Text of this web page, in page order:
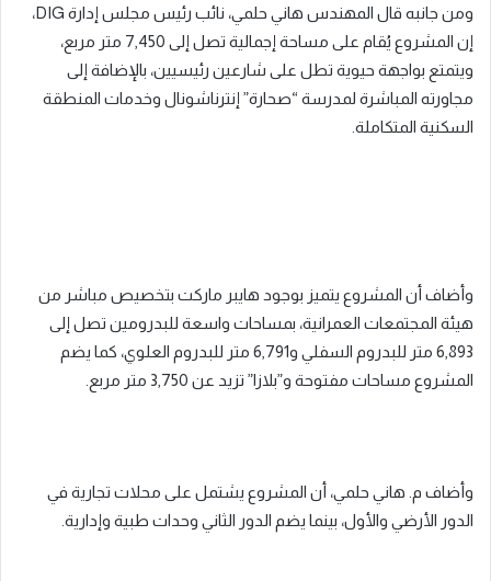
ومن جانبه قال المهندس هاني حلمي، نائب رئيس مجلس إدارة DIG،
إن المشروع يُقام على مساحة إجمالية تصل إلى 7,450 متر مربع،
ويتمتع بواجهة حيوية تطل على شارعين رئيسيين، بالإضافة إلى
مجاورته المباشرة لمدرسة “صحارة” إنترناشونال وخدمات المنطقة
السكنية المتكاملة.
وأضاف أن المشروع يتميز بوجود هايبر ماركت بتخصيص مباشر من
هيئة المجتمعات العمرانية، بمساحات واسعة للبدرومين تصل إلى
6,893 متر للبدروم السفلي و6,791 متر للبدروم العلوي، كما يضم
المشروع مساحات مفتوحة و”بلازا” تزيد عن 3,750 متر مربع.
وأضاف م. هاني حلمي، أن المشروع يشتمل على محلات تجارية في
الدور الأرضي والأول، بينما يضم الدور الثاني وحدات طبية وإدارية.